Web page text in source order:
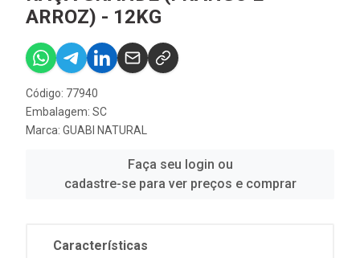
ARROZ) - 12KG
Código: 77940
Embalagem: SC
Marca: GUABI NATURAL
Faça seu login ou
cadastre-se para ver preços e comprar
Características